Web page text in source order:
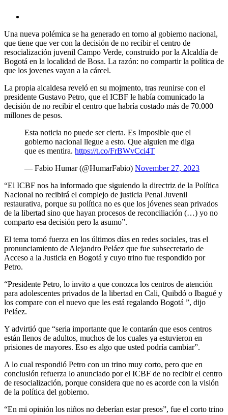
Una nueva polémica se ha generado en torno al gobierno nacional,
que tiene que ver con la decisión de no recibir el centro de
resocialización juvenil Campo Verde, construido por la Alcaldía de
Bogotá en la localidad de Bosa. La razón: no compartir la política de
que los jovenes vayan a la cárcel.
La propia alcaldesa reveló en su mojmento, tras reunirse con el
presidente Gustavo Petro, que el ICBF le había comunicado la
decisión de no recibir el centro que habría costado más de 70.000
millones de pesos.
Esta noticia no puede ser cierta. Es Imposible que el
gobierno nacional llegue a esto. Que alguien me diga
que es mentira. https://t.co/FrBWvCci4T
— Fabio Humar (@HumarFabio) November 27, 2023
“El ICBF nos ha informado que siguiendo la directriz de la Política
Nacional no recibirá el complejo de justicia Penal Juvenil
restaurativa, porque su política no es que los jóvenes sean privados
de la libertad sino que hayan procesos de reconciliación (…) yo no
comparto esa decisión pero la asumo”.
El tema tomó fuerza en los últimos días en redes sociales, tras el
pronunciamiento de Alejandro Peláez que fue subsecretario de
Acceso a la Justicia en Bogotá y cuyo trino fue respondido por
Petro.
“Presidente Petro, lo invito a que conozca los centros de atención
para adolescentes privados de la libertad en Cali, Quibdó o Ibagué y
los compare con el nuevo que les está regalando Bogotá ”, dijo
Peláez.
Y advirtió que “seria importante que le contarán que esos centros
están llenos de adultos, muchos de los cuales ya estuvieron en
prisiones de mayores. Eso es algo que usted podría cambiar”.
A lo cual respondió Petro con un trino muy corto, pero que en
conclusión refuerza lo anunciado por el ICBF de no recibir el centro
de resocialización, porque considera que no es acorde con la visión
de la política del gobierno.
“En mi opinión los niños no deberían estar presos”, fue el corto trino